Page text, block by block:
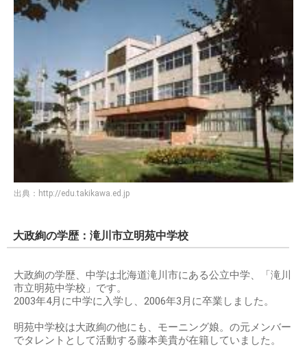
出典： http://edu.takikawa.ed.jp
大政絢の学歴：滝川市立明苑中学校
大政絢の学歴、中学は北海道滝川市にある公立中学、「滝川
市立明苑中学校」です。
2003年4月に中学に入学し、2006年3月に卒業しました。
明苑中学校は大政絢の他にも、モーニング娘。の元メンバー
でタレントとして活動する藤本美貴が在籍していました。